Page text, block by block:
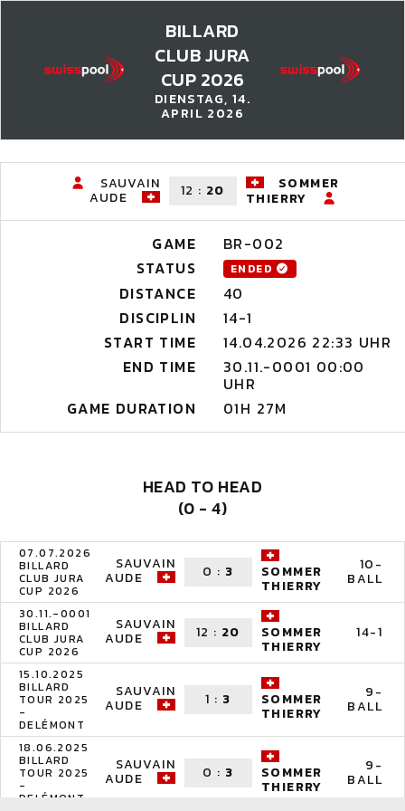
BILLARD
CLUB JURA
CUP 2026
DIENSTAG, 14.
APRIL 2026
SAUVAIN
AUDE 12 : 20
SOMMER
THIERRY
GAME
BR-002
STATUS
ENDED
DISTANCE
40
DISCIPLIN
14-1
START TIME
14.04.2026 22:33 UHR
END TIME
30.11.-0001 00:00
UHR
GAME DURATION
01H 27M
HEAD TO HEAD
(0 - 4)
07.07.2026
BILLARD
CLUB JURA
CUP 2026
SAUVAIN
AUDE 0 : 3 SOMMER
THIERRY
10-
BALL
30.11.-0001
BILLARD
CLUB JURA
CUP 2026
SAUVAIN
AUDE 12 : 20 SOMMER
THIERRY
14-1
15.10.2025
BILLARD
TOUR 2025
-
DELÉMONT
SAUVAIN
AUDE 1 : 3 SOMMER
THIERRY
9-
BALL
18.06.2025
BILLARD
TOUR 2025
-
DELÉMONT
SAUVAIN
AUDE 0 : 3 SOMMER
THIERRY
9-
BALL